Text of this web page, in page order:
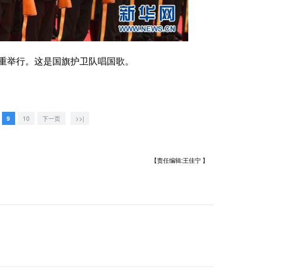
行。这是国旗护卫队唱国歌。
9 10 下一页 >>|
【责任编辑:王佳宁 】